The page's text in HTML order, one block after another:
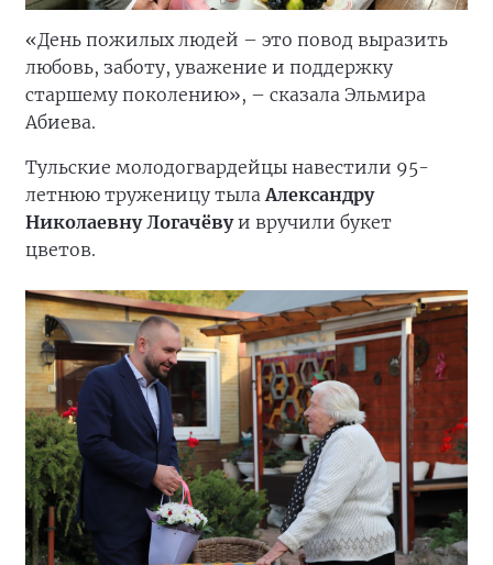
«День пожилых людей – это повод выразить
любовь, заботу, уважение и поддержку
старшему поколению», – сказала Эльмира
Абиева.
Тульские молодогвардейцы навестили 95-
летнюю труженицу тылаАлександру
Николаевну Логачёвуи вручили букет
цветов.